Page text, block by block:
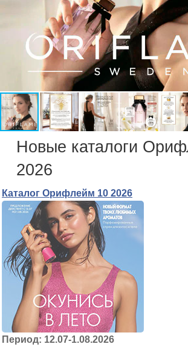
Новые каталоги
2026
Каталог Орифлейм 10 2026
Период: 12.07-1.08.2026